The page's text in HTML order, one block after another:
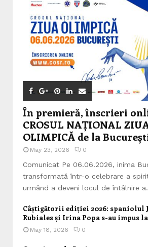
În premieră, înscrieri
CROSUL NAȚIONAL
OLIMPICĂ de la
May 23, 2026 0
Comunicat Pe 06.06.2026, inima
transformată într-o celebrare a
urmând a deveni locul de întâlnire
Câștigătorii ediției 2026: spaniolul
Rubiales și Irina Popa s-au impus
May 18, 2026 0